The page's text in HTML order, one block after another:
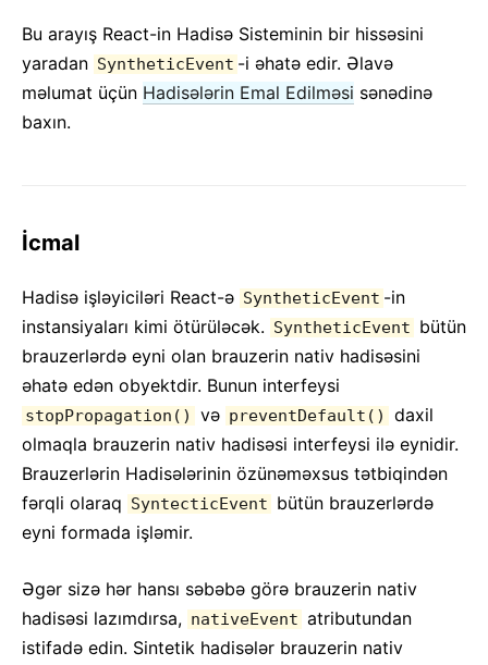
Bu arayış React-in Hadisə Sisteminin bir hissəsini
yaradan SyntheticEvent -i əhatə edir. Əlavə
məlumat üçün Hadisələrin Emal Edilməsi sənədinə
baxın.
İcmal
Hadisə işləyiciləri React-ə SyntheticEvent -in
instansiyaları kimi ötürüləcək. SyntheticEvent bütün
brauzerlərdə eyni olan brauzerin nativ hadisəsini
əhatə edən obyektdir. Bunun interfeysi
stopPropagation() və preventDefault()
daxil
olmaqla brauzerin nativ hadisəsi interfeysi ilə eynidir.
Brauzerlərin Hadisələrinin özünəməxsus tətbiqindən
fərqli olaraq SyntecticEvent bütün brauzerlərdə
eyni formada işləmir.
Əgər sizə hər hansı səbəbə görə brauzerin nativ
hadisəsi lazımdırsa, nativeEvent atributundan
istifadə edin. Sintetik hadisələr brauzerin nativ
3. Elementlərin Render Edilməsi
4. Komponent və Proplar
5. State və Lifecycle
6. Hadisələrin Emal Edilməsi
10. State-in Qaldırılması
12. React ilə Düşünmək
GENIŞLƏNDIRILMIŞ TƏLIMATLAR
İmkanlılıq
Kod Parçalanması
Kontekst
Xəta Sərhədləri
Ref-lərin Yönləndirilməsi
Yüksək Dərəcəli Komponentlər
Digər Kitabxanalar ilə İnteqrasiya